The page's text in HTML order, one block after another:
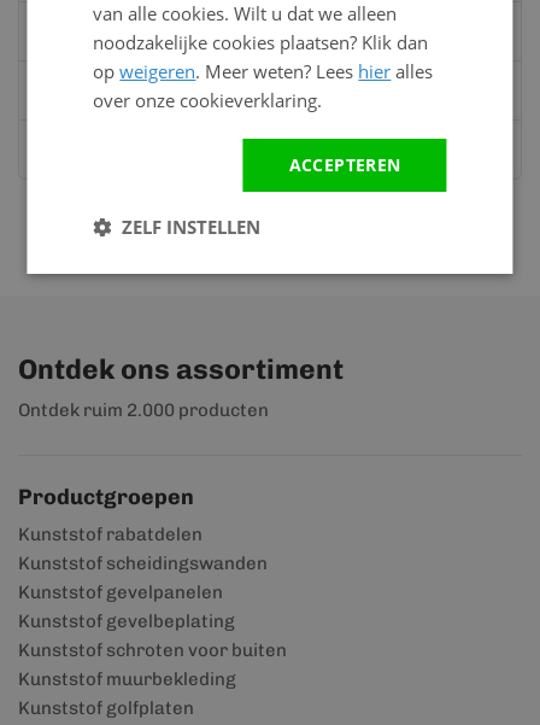
0528 - 355190
info@kunststofbouwmateriaal.nl
Ontdek ons assortiment
Ontdek ruim 2.000 producten
Productgroepen
Kunststof rabatdelen
Kunststof scheidingswanden
Kunststof gevelpanelen
Kunststof gevelbeplating
Kunststof schroten voor buiten
Kunststof muurbekleding
Kunststof golfplaten
van alle cookies. Wilt u dat we alleen
noodzakelijke cookies plaatsen? Klik dan
opweigeren. Meer weten? Lees hier alles
over onze cookieverklaring.
ACCEPTEREN
ZELF INSTELLEN